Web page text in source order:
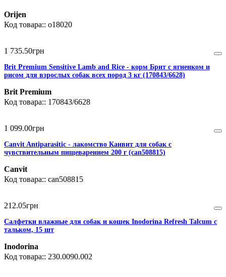
Orijen
o18020
1 735.50грн
Brit Premium Sensitive Lamb and Rice - корм Брит с ягненком и
рисом для взрослых собак всех пород 3 кг (170843/6628)
Brit Premium
170843/6628
1 099.00грн
Canvit Antiparasitic - лакомство Канвит для собак с
чувствительным пищеварением 200 г (can508815)
Canvit
can508815
212.05грн
Салфетки влажные для собак и кошек Inodorina Refresh Talcum с
тальком, 15 шт
Inodorina
230.0090.002